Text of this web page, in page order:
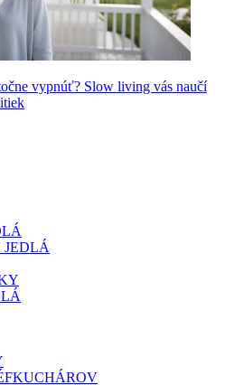
vypnúť? Slow living vás naučí
JEDLÁ